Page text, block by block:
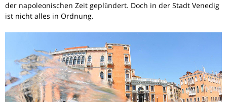
der napoleonischen Zeit geplündert. Doch in der Stadt Venedig
ist nicht alles in Ordnung.